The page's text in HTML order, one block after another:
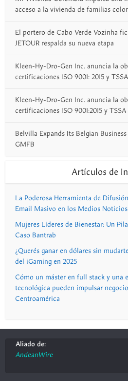
acceso a la vivienda de familias
El portero de Cabo Verde Vozinha
JETOUR respalda su nueva etapa
Kleen-Hy-Dro-Gen Inc. anuncia la
certificaciones ISO 9001: 2015 y TSSA
Kleen-Hy-Dro-Gen Inc. anuncia la
certificaciones ISO 9001:2015 y TSSA
Belvilla Expands Its Belgian
GMFB
Artículos de
La Poderosa Herramienta de
Email Masivo en los Medios
Mujeres Líderes de Bienestar: Un
Caso Bantrab
¿Querés ganar en dólares sin
del iGaming en 2025
Cómo un máster en full stack y una
tecnológica pueden impulsar
Centroamérica
Aliado de:
AndeanWire